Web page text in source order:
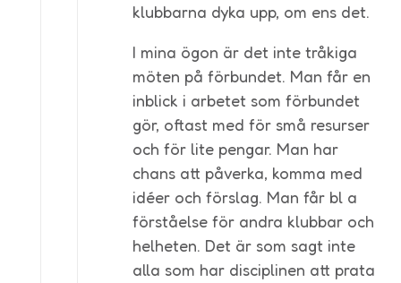
klubbarna dyka upp, om ens det.
I mina ögon är det inte tråkiga
möten på förbundet. Man får en
inblick i arbetet som förbundet
gör, oftast med för små resurser
och för lite pengar. Man har
chans att påverka, komma med
idéer och förslag. Man får bl a
förståelse för andra klubbar och
helheten. Det är som sagt inte
alla som har disciplinen att prata